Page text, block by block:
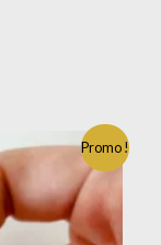
Promo !